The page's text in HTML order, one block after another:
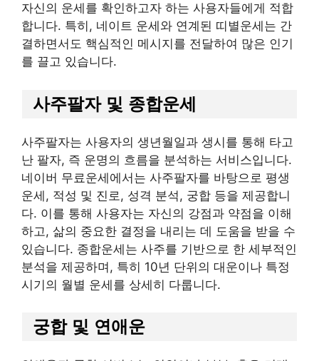
자신의 운세를 확인하고자 하는 사용자들에게 적합
합니다. 특히, 네이트 운세와 연계된 띠별운세는 간
결하면서도 핵심적인 메시지를 전달하여 많은 인기
를 끌고 있습니다.
사주팔자 및 종합운세
사주팔자는 사용자의 생년월일과 생시를 통해 타고
난 팔자, 즉 운명의 흐름을 분석하는 서비스입니다.
네이버 무료운세에서는 사주팔자를 바탕으로 평생
운세, 적성 및 진로, 성격 분석, 궁합 등을 제공합니
다. 이를 통해 사용자는 자신의 강점과 약점을 이해
하고, 삶의 중요한 결정을 내리는 데 도움을 받을 수
있습니다. 종합운세는 사주를 기반으로 한 세부적인
분석을 제공하며, 특히 10년 단위의 대운이나 특정
시기의 월별 운세를 상세히 다룹니다.
궁합 및 연애운